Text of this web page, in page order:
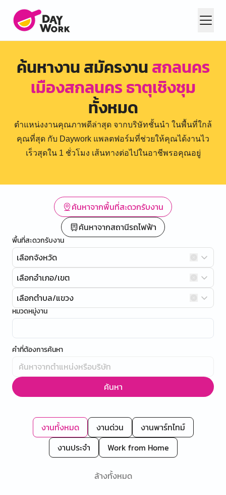
ค้นหางาน สมัครงานสกลนคร
เมืองสกลนคร ธาตุเชิงชุม
ทั้งหมด
ตำแหน่งงานคุณภาพดีล่าสุด จากบริษัทชั้นนำ ในพื้นที่ใกล้
คุณที่สุด กับ Daywork แพลตฟอร์มที่ช่วยให้คุณได้งานไว
เร็วสุดใน 1 ชั่วโมง เส้นทางต่อไปในอาชีพรอคุณอยู่
ค้นหาจากพื้นที่สะดวกรับงาน
ค้นหาจากสถานีรถไฟฟ้า
พื้นที่สะดวกรับงาน
เลือกจังหวัด
เลือกอำเภอ/เขต
เลือกตำบล/แขวง
หมวดหมู่งาน
คำที่ต้องการค้นหา
ค้นหา
งานทั้งหมด งานด่วน
งานพาร์ทไทม์
งานประจำ
Work from Home
ล้างทั้งหมด